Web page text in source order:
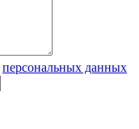
персональных данных